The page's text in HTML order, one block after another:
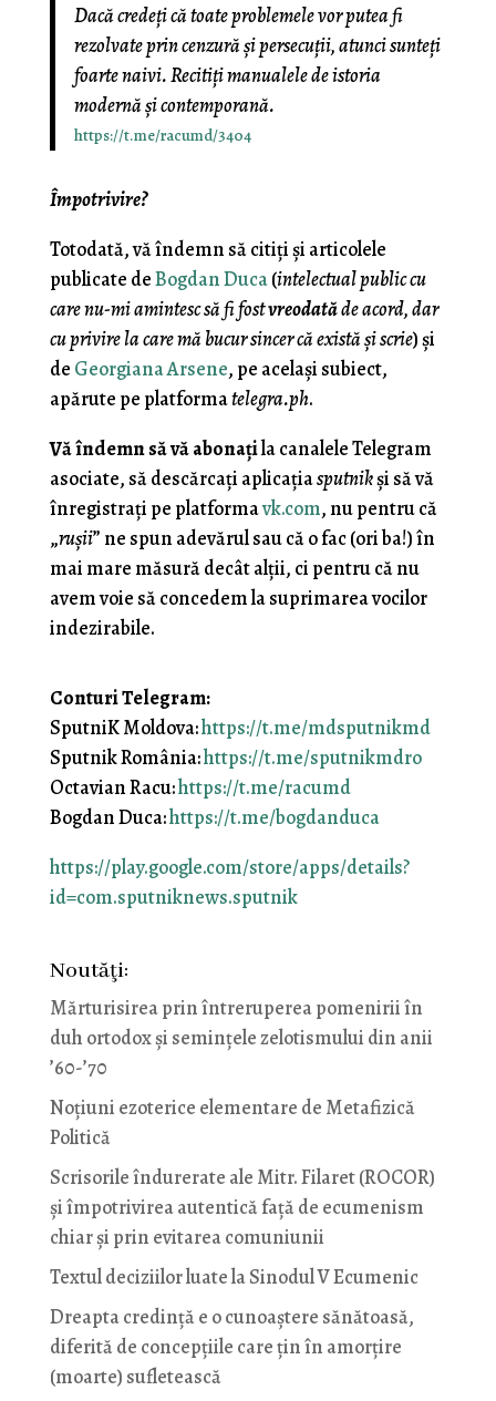
Dacă credeți că toate problemele vor putea fi
rezolvate prin cenzură și persecuții, atunci sunteți
foarte naivi. Recitiți manualele de istoria
modernă și contemporană.
https://t.me/racumd/3404
Împotrivire?
Totodată, vă îndemn să citiţi şi articolele
publicate deBogdan Duca(intelectual public cu
care nu-mi amintesc să fi fostvreodatăde acord, dar
cu privire la care mă bucur sincer că există şi scrie) şi
de Georgiana Arsene, pe acelaşi subiect,
apărute pe platformatelegra.ph.
Vă îndemn să vă abonaţila canalele Telegram
asociate, să descărcaţi aplicaţiasputnikşi să vă
înregistraţi pe platformavk.com, nu pentru că
„ruşii” ne spun adevărul sau că o fac (ori ba!) în
mai mare măsură decât alţii, ci pentru că nu
avem voie să concedem la suprimarea vocilor
indezirabile.
Conturi Telegram:
SputniK Moldova:https://t.me/mdsputnikmd
Sputnik România:https://t.me/sputnikmdro
Octavian Racu:https://t.me/racumd
Bogdan Duca:https://t.me/bogdanduca
https://play.google.com/store/apps/details?
id=com.sputniknews.sputnik
Noutăţi:
Mărturisirea prin întreruperea pomenirii în
duh ortodox și semințele zelotismului din anii
’60-’70
Noţiuni ezoterice elementare de Metafizică
Politică
Scrisorile îndurerate ale Mitr. Filaret (ROCOR)
și împotrivirea autentică față de ecumenism
chiar și prin evitarea comuniunii
Textul deciziilor luate la Sinodul V Ecumenic
Dreapta credință e o cunoaștere sănătoasă,
diferită de concepțiile care țin în amorțire
(moarte) sufletească